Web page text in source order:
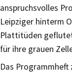
anspruchsvolles
Leipziger hinterm
Plattitüden
für ihre grauen
Das Programmheft